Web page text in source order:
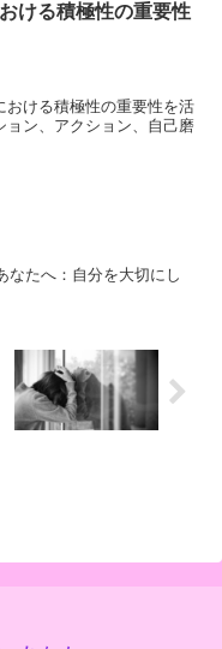
ける積極性の重要性
おける積極性の重要性を活
ョン、アクション、自己磨
なたへ：自分を大切にし